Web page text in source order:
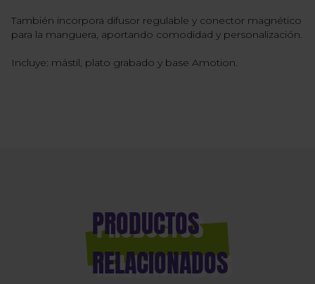
También incorpora difusor regulable y conector magnético
para la manguera, aportando comodidad y personalización.
Incluye: mástil, plato grabado y base Amotion.
PRODUCTOS
RELACIONADOS